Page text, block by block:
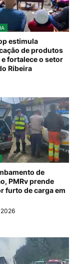
estimula
de produtos
fortalece o setor
Ribeira
de
PMRv prende
furto de carga em